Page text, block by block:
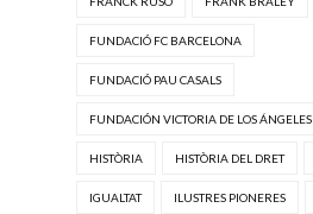
FUNDACIÓ FC BARCELONA
FUNDACIÓ PAU CASALS
FUNDACIÓN VICTORIA DE LOS ÁNGELES
HISTÒRIA HISTÒRIA DEL DRET
IGUALTAT ILUSTRES PIONERES